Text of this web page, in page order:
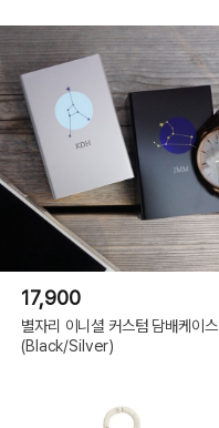
17,900
별자리 이니셜 커스텀 담배케이스
(Black/Silver)